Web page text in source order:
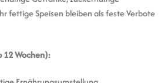
fettige Speisen bleiben als feste Verbote
12 Wochen):